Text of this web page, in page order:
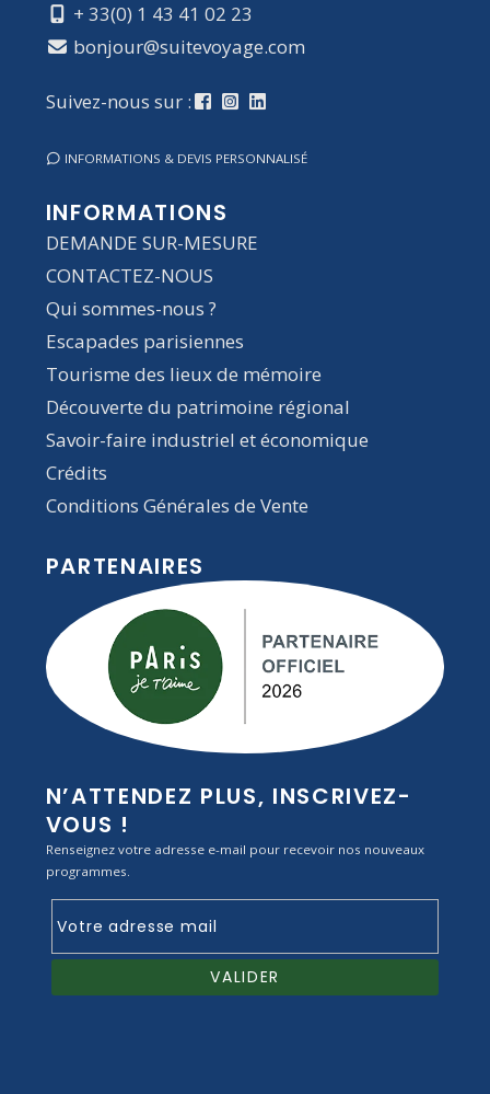
+ 33(0) 1 43 41 02 23
bonjour@suitevoyage.com
Suivez-nous sur :
INFORMATIONS & DEVIS PERSONNALISÉ
INFORMATIONS
DEMANDE SUR-MESURE
CONTACTEZ-NOUS
Qui sommes-nous ?
Escapades parisiennes
Tourisme des lieux de mémoire
Découverte du patrimoine régional
Savoir-faire industriel et économique
Crédits
Conditions Générales de Vente
PARTENAIRES
N’ATTENDEZ PLUS, INSCRIVEZ-
VOUS !
Renseignez votre adresse e-mail pour recevoir nos nouveaux
programmes.